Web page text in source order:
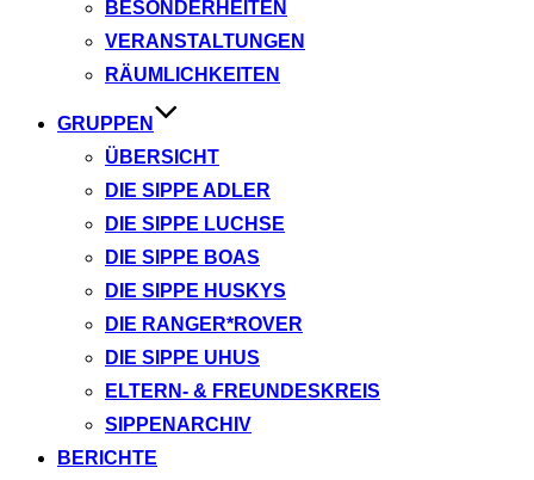
BESONDERHEITEN
VERANSTALTUNGEN
RÄUMLICHKEITEN
GRUPPEN
ÜBERSICHT
DIE SIPPE ADLER
DIE SIPPE LUCHSE
DIE SIPPE BOAS
DIE SIPPE HUSKYS
DIE RANGER*ROVER
DIE SIPPE UHUS
ELTERN- & FREUNDESKREIS
SIPPENARCHIV
BERICHTE